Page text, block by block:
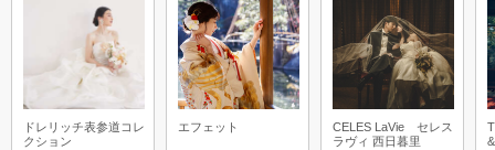
ドレリッチ表参道コレ
クション
エフェット
CELES LaVie セレス
ラヴィ 西日暮里